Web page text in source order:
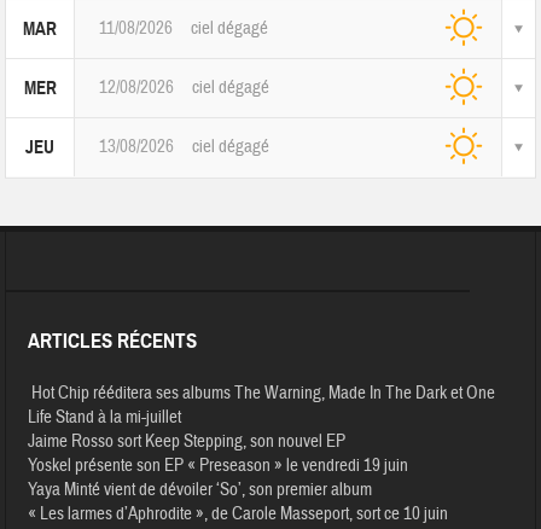
MAR 11/08/2026 ciel dégagé
MER 12/08/2026 ciel dégagé
JEU 13/08/2026 ciel dégagé
ARTICLES RÉCENTS
Hot Chip rééditera ses albums The Warning, Made In The Dark et One
Life Stand à la mi-juillet
Jaime Rosso sort Keep Stepping, son nouvel EP
Yoskel présente son EP « Preseason » le vendredi 19 juin
Yaya Minté vient de dévoiler ‘So’, son premier album
« Les larmes d’Aphrodite », de Carole Masseport, sort ce 10 juin